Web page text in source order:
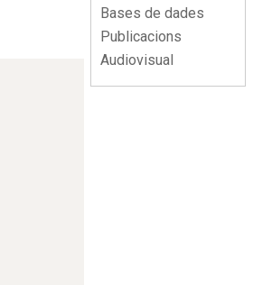
Bases de dades
Publicacions
Audiovisual